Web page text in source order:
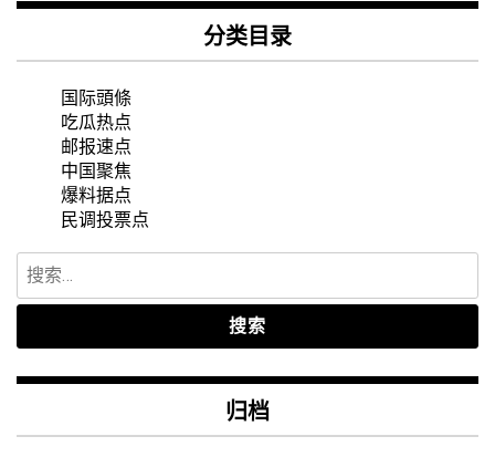
分类目录
国际頭條
吃瓜热点
邮报速点
中国聚焦
爆料据点
民调投票点
搜
索：
归档